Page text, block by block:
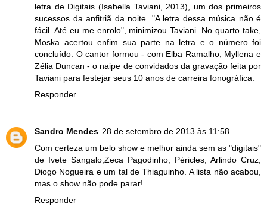
letra de Digitais (Isabella Taviani, 2013), um dos primeiros
sucessos da anfitriã da noite. "A letra dessa música não é
fácil. Até eu me enrolo", minimizou Taviani. No quarto take,
Moska acertou enfim sua parte na letra e o número foi
concluído. O cantor formou - com Elba Ramalho, Myllena e
Zélia Duncan - o naipe de convidados da gravação feita por
Taviani para festejar seus 10 anos de carreira fonográfica.
Responder
Sandro Mendes 28 de setembro de 2013 às 11:58
Com certeza um belo show e melhor ainda sem as "digitais"
de Ivete Sangalo,Zeca Pagodinho, Péricles, Arlindo Cruz,
Diogo Nogueira e um tal de Thiaguinho. A lista não acabou,
mas o show não pode parar!
Responder